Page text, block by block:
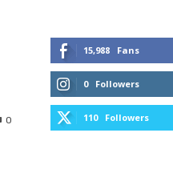
0
15,988 Fans
0 Followers
110 Followers